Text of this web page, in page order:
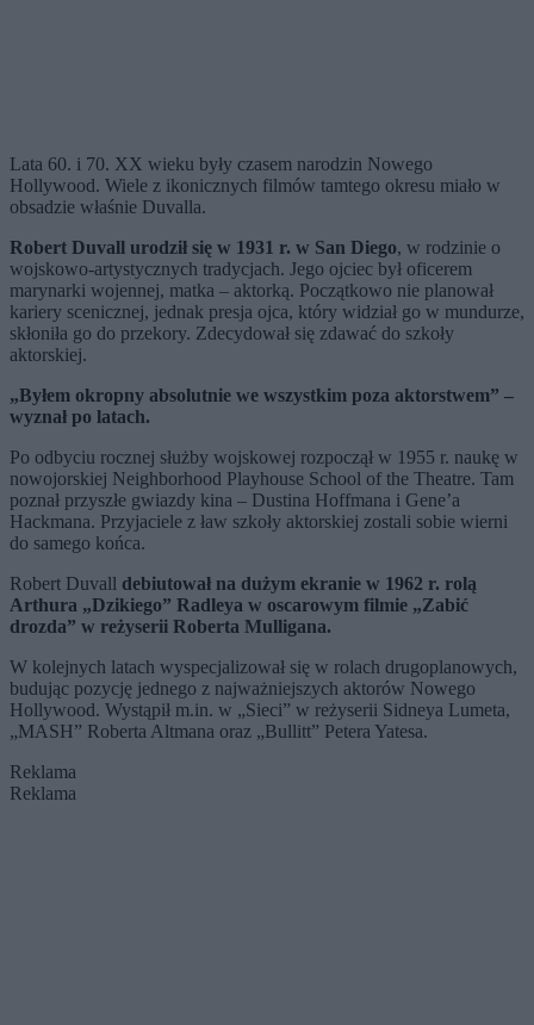
Lata 60. i 70. XX wieku były czasem narodzin Nowego
Hollywood. Wiele z ikonicznych filmów tamtego okresu miało w
obsadzie właśnie Duvalla.
Robert Duvall urodził się w 1931 r. w San Diego, w rodzinie o
wojskowo-artystycznych tradycjach. Jego ojciec był oficerem
marynarki wojennej, matka – aktorką. Początkowo nie planował
kariery scenicznej, jednak presja ojca, który widział go w mundurze,
skłoniła go do przekory. Zdecydował się zdawać do szkoły
aktorskiej.
„Byłem okropny absolutnie we wszystkim poza aktorstwem” –
wyznał po latach.
Po odbyciu rocznej służby wojskowej rozpoczął w 1955 r. naukę w
nowojorskiej Neighborhood Playhouse School of the Theatre. Tam
poznał przyszłe gwiazdy kina – Dustina Hoffmana i Gene’a
Hackmana. Przyjaciele z ław szkoły aktorskiej zostali sobie wierni
do samego końca.
Robert Duvall debiutował na dużym ekranie w 1962 r. rolą
Arthura „Dzikiego” Radleya w oscarowym filmie „Zabić
drozda” w reżyserii Roberta Mulligana.
W kolejnych latach wyspecjalizował się w rolach drugoplanowych,
budując pozycję jednego z najważniejszych aktorów Nowego
Hollywood. Wystąpił m.in. w „Sieci” w reżyserii Sidneya Lumeta,
„MASH” Roberta Altmana oraz „Bullitt” Petera Yatesa.
Reklama
Reklama